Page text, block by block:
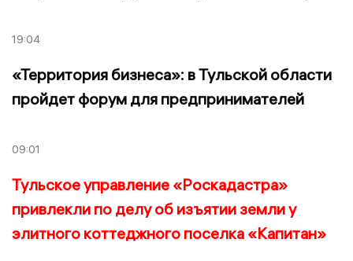
19:04
«Территория бизнеса»: в Тульской области
пройдет форум для предпринимателей
09:01
Тульское управление «Роскадастра»
привлекли по делу об изъятии земли у
элитного коттеджного поселка «Капитан»